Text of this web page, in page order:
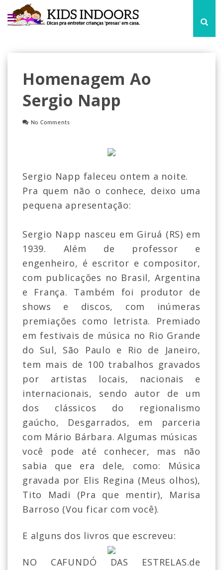
Homenagem Ao
Sergio Napp
No Comments
Sergio Napp faleceu ontem a noite.
Pra quem não o conhece, deixo uma
pequena apresentação:
Sergio Napp nasceu em Giruá (RS) em
1939. Além de professor e
engenheiro, é escritor e compositor,
com publicações no Brasil, Argentina
e França. Também foi produtor de
shows e discos, com inúmeras
premiações como letrista. Premiado
em festivais de música no Rio Grande
do Sul, São Paulo e Rio de Janeiro,
tem mais de 100 trabalhos gravados
por artistas locais, nacionais e
internacionais, sendo autor de um
dos clássicos do regionalismo
gaúcho, Desgarrados, em parceria
com Mário Bárbara. Algumas músicas
você pode até conhecer, mas não
sabia que era dele, como: Música
gravada por Elis Regina (Meus olhos),
Tito Madi (Pra que mentir), Marisa
Barroso (Vou ficar com você).
E alguns dos livros que escreveu:
NO CAFUNDÓ DAS ESTRELAS.de